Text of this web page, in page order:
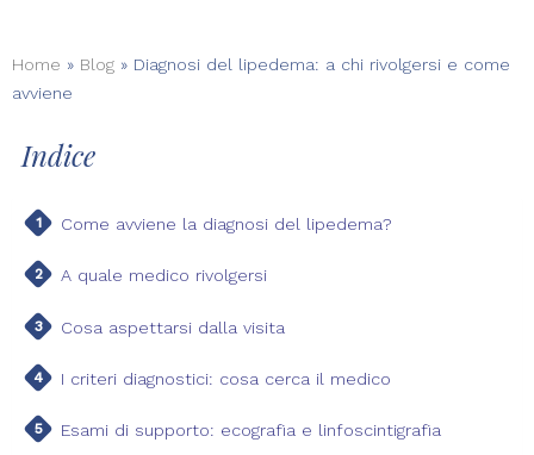
Home » Blog » Diagnosi del lipedema: a chi rivolgersi e come
avviene
Indice
Come avviene la diagnosi del lipedema?
A quale medico rivolgersi
Cosa aspettarsi dalla visita
I criteri diagnostici: cosa cerca il medico
Esami di supporto: ecografia e linfoscintigrafia